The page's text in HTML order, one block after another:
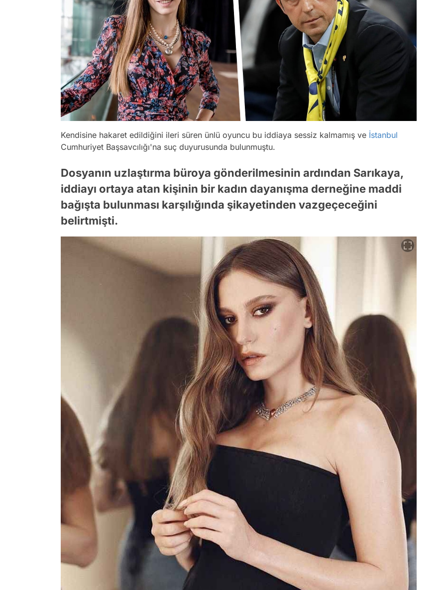
Kendisine hakaret edildiğini ileri süren ünlü oyuncu bu iddiaya sessiz kalmamış ve İstanbul
Cumhuriyet Başsavcılığı'na suç duyurusunda bulunmuştu.
Dosyanın uzlaştırma büroya gönderilmesinin ardından Sarıkaya,
iddiayı ortaya atan kişinin bir kadın dayanışma derneğine maddi
bağışta bulunması karşılığında şikayetinden vazgeçeceğini
belirtmişti.